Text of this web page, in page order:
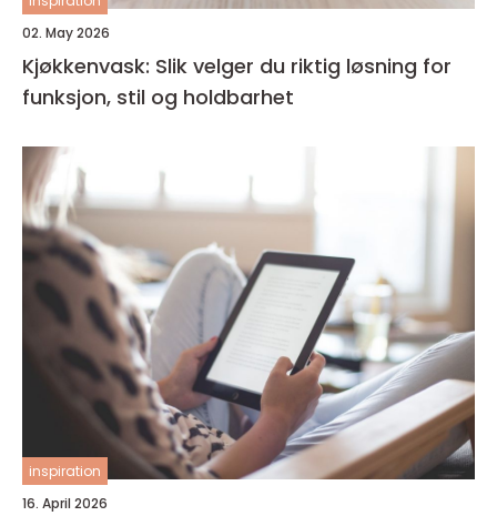
02. May 2026
Kjøkkenvask: Slik velger du riktig løsning for
funksjon, stil og holdbarhet
inspiration
16. April 2026